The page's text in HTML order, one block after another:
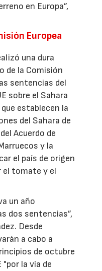
en Europa”,
Europea
una dura
de la Comisión
sentencias del
sobre el Sahara
establecen la
del Sahara de
Acuerdo de
y la
el país de origen
el tomate y el
un año
dos sentencias”,
Desde
a cabo a
de octubre
la vía de